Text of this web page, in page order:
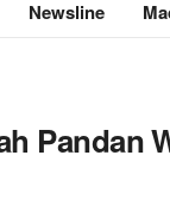
Newsline
Pandan